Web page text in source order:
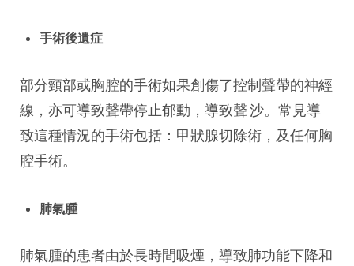
手術後遺症
部分頸部或胸腔的手術如果創傷了控制聲帶的神經
線，亦可導致聲帶停止郁動，導致聲 沙。常見導
致這種情況的手術包括：甲狀腺切除術，及任何胸
腔手術。
肺氣腫
肺氣腫的患者由於長時間吸煙，導致肺功能下降和